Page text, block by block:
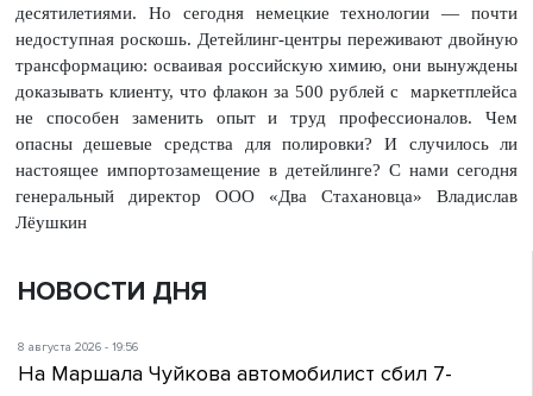
десятилетиями. Но сегодня немецкие технологии — почти
недоступная роскошь. Детейлинг-центры переживают двойную
трансформацию: осваивая российскую химию, они вынуждены
доказывать клиенту, что флакон за 500 рублей с маркетплейса
не способен заменить опыт и труд профессионалов. Чем
опасны дешевые средства для полировки? И случилось ли
настоящее импортозамещение в детейлинге? С нами сегодня
генеральный директор ООО «Два Стахановца» Владислав
Лёушкин
НОВОСТИ ДНЯ
8 августа 2026 - 19:56
На Маршала Чуйкова автомобилист сбил 7-